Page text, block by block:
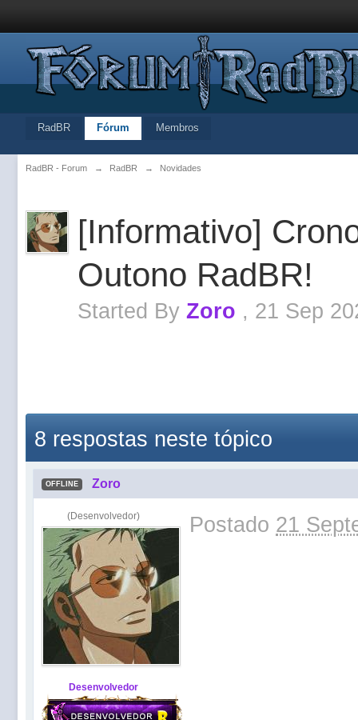
RadBR Fórum Membros
RadBR - Forum → RadBR → Novidades
[Informativo]
Outono RadBR!
Started By Zoro , 21 Sep
8 respostas neste tópico
OFFLINE Zoro
(Desenvolvedor)
Desenvolvedor
Postado 21